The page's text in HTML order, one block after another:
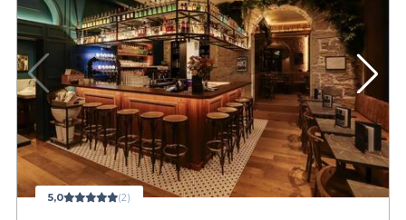
5,0 (2)